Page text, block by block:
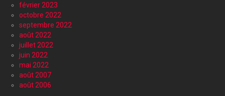
février 2023
octobre 2022
septembre 2022
août 2022
juillet 2022
juin 2022
mai 2022
août 2007
août 2006